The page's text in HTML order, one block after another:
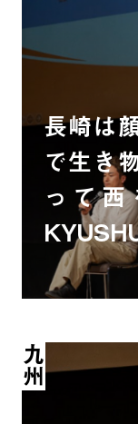
長崎は
で生き
って
九州